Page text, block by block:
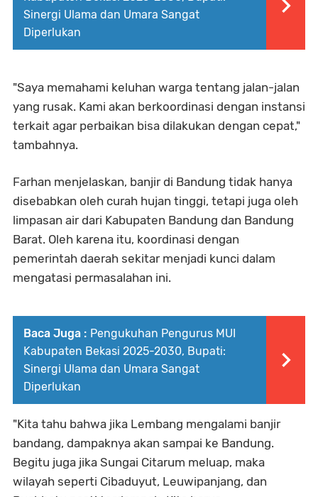
Sinergi Ulama dan Umara Sangat
Diperlukan
"Saya memahami keluhan warga tentang jalan-jalan
yang rusak. Kami akan berkoordinasi dengan instansi
terkait agar perbaikan bisa dilakukan dengan cepat,"
tambahnya.
Farhan menjelaskan, banjir di Bandung tidak hanya
disebabkan oleh curah hujan tinggi, tetapi juga oleh
limpasan air dari Kabupaten Bandung dan Bandung
Barat. Oleh karena itu, koordinasi dengan
pemerintah daerah sekitar menjadi kunci dalam
mengatasi permasalahan ini.
Baca Juga : Pengukuhan Pengurus MUI
Kabupaten Bekasi 2025-2030, Bupati:
Sinergi Ulama dan Umara Sangat
Diperlukan
"Kita tahu bahwa jika Lembang mengalami banjir
bandang, dampaknya akan sampai ke Bandung.
Begitu juga jika Sungai Citarum meluap, maka
wilayah seperti Cibaduyut, Leuwipanjang, dan